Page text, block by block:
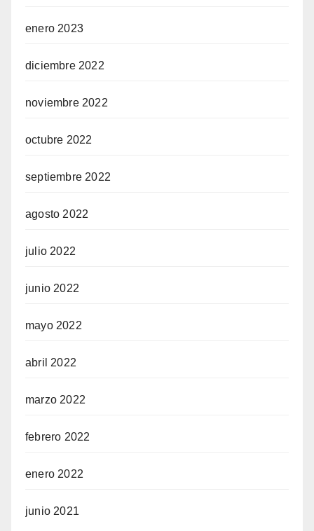
enero 2023
diciembre 2022
noviembre 2022
octubre 2022
septiembre 2022
agosto 2022
julio 2022
junio 2022
mayo 2022
abril 2022
marzo 2022
febrero 2022
enero 2022
junio 2021